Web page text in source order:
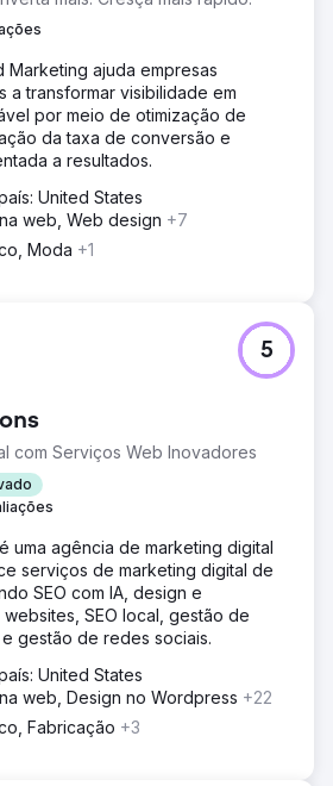
precisava atrair usuários
engajamento e impulsionar as
completa de SEO,
o site da SP Workwear para
e intenção de compra. Ao
elevar a qualidade do conteúdo
da página, alinhamos o site às
de alto valor. Essa estratégia
aumentou a visibilidade, o
em toda a loja online.
de 181% no tráfego orgânico,
na taxa de engajamento e um salto
orgânicas. A maior visibilidade
para comprar, impulsionando
da marca quanto a receita. Nossa
SEO continua a gerar fortes
sustentável dos
a página da agência
Marketing ajuda empresas
a transformar visibilidade em
por meio de otimização de
da taxa de conversão e
a resultados.
United States
web, Web design +7
Moda +1
com Serviços Web Inovadores
5
uma agência de marketing digital
serviços de marketing digital de
SEO com IA, design e
SEO local, gestão de
gestão de redes sociais.
United States
web, Design no Wordpress +22
Fabricação +3